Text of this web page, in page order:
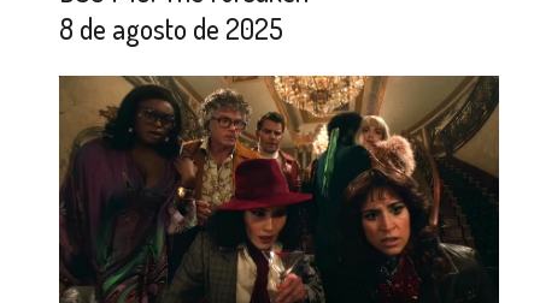
8 de agosto de 2025